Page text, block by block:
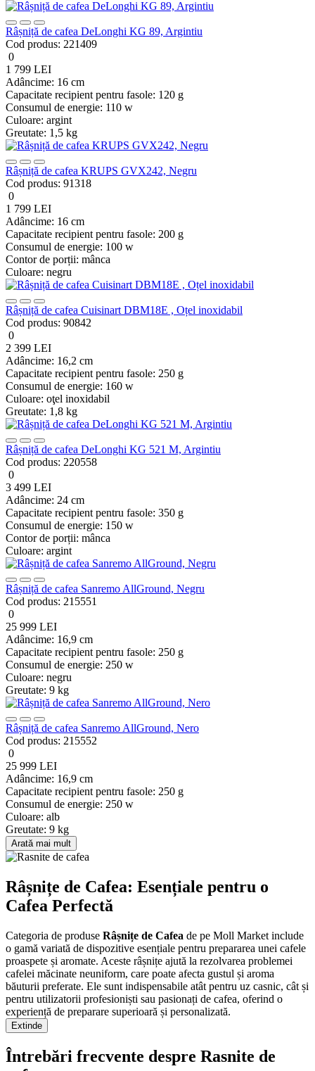
Râșniță de cafea DeLonghi KG 89, Argintiu
Cod produs: 221409
0
1 799 LEI
Adâncime: 16 cm
Capacitate recipient pentru fasole: 120 g
Consumul de energie: 110 w
Culoare: argint
Greutate: 1,5 kg
Râșniță de cafea KRUPS GVX242, Negru
Cod produs: 91318
0
1 799 LEI
Adâncime: 16 cm
Capacitate recipient pentru fasole: 200 g
Consumul de energie: 100 w
Contor de porții: mânca
Culoare: negru
Râșniță de cafea Cuisinart DBM18E , Oțel inoxidabil
Cod produs: 90842
0
2 399 LEI
Adâncime: 16,2 cm
Capacitate recipient pentru fasole: 250 g
Consumul de energie: 160 w
Culoare: oţel inoxidabil
Greutate: 1,8 kg
Râșniță de cafea DeLonghi KG 521 M, Argintiu
Cod produs: 220558
0
3 499 LEI
Adâncime: 24 cm
Capacitate recipient pentru fasole: 350 g
Consumul de energie: 150 w
Contor de porții: mânca
Culoare: argint
Râșniță de cafea Sanremo AllGround, Negru
Cod produs: 215551
0
25 999 LEI
Adâncime: 16,9 cm
Capacitate recipient pentru fasole: 250 g
Consumul de energie: 250 w
Culoare: negru
Greutate: 9 kg
Râșniță de cafea Sanremo AllGround, Nero
Cod produs: 215552
0
25 999 LEI
Adâncime: 16,9 cm
Capacitate recipient pentru fasole: 250 g
Consumul de energie: 250 w
Culoare: alb
Greutate: 9 kg
Arată mai mult
Râșnițe de Cafea: Esențiale pentru o
Cafea Perfectă
Categoria de produse Râșnițe de Cafea de pe Moll Market include
o gamă variată de dispozitive esențiale pentru prepararea unei cafele
proaspete și aromate. Aceste râșnițe ajută la rezolvarea problemei
cafelei măcinate neuniform, care poate afecta gustul și aroma
băuturii preferate. Ele sunt indispensabile atât pentru uz casnic, cât și
pentru utilizatorii profesioniști sau pasionați de cafea, oferind o
experiență de preparare superioară și personalizată.
Extinde
Întrebări frecvente despre Rasnite de